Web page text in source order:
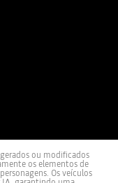
ou modificados
os elementos de
Os veículos